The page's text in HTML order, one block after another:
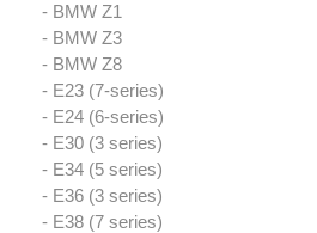
- BMW Z1
- BMW Z3
- BMW Z8
- E23 (7-series)
- E24 (6-series)
- E30 (3 series)
- E34 (5 series)
- E36 (3 series)
- E38 (7 series)